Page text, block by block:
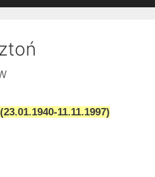
11.11.1997)